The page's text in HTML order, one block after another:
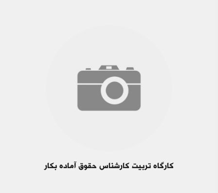
کارگاه تربیت کارشناس حقوق آماده بکار